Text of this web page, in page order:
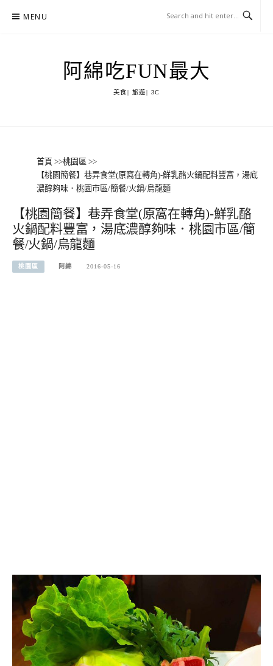
MENU
阿綿吃FUN最大
美食| 旅遊| 3C
首頁 >>桃園區 >>
【桃園簡餐】巷弄食堂(原窩在轉角)-鮮乳酪火鍋配料豐富，湯底
濃醇夠味．桃園市區/簡餐/火鍋/烏龍麵
【桃園簡餐】巷弄食堂(原窩在轉角)-鮮乳酪
火鍋配料豐富，湯底濃醇夠味．桃園市區/簡
餐/火鍋/烏龍麵
桃園區 阿綿 2016-05-16